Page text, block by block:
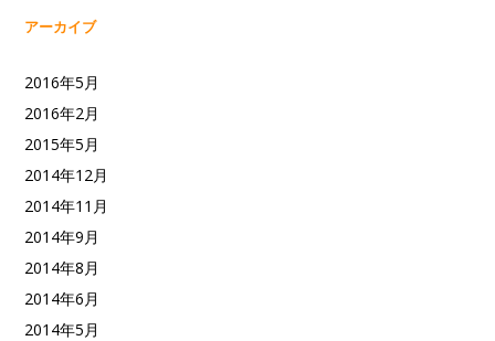
アーカイブ
2016年5月
2016年2月
2015年5月
2014年12月
2014年11月
2014年9月
2014年8月
2014年6月
2014年5月